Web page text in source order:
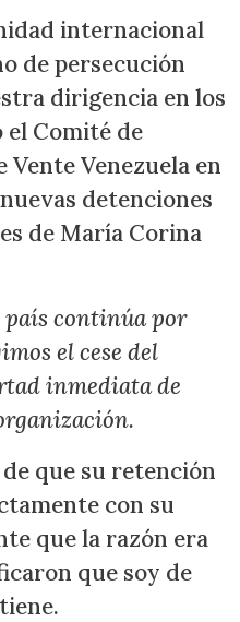
internacional
de persecución
dirigencia en los
Comité de
Vente Venezuela en
detenciones
de María Corina
país continúa por
el cese del
inmediata de
que su retención
con su
que la razón era
que soy de